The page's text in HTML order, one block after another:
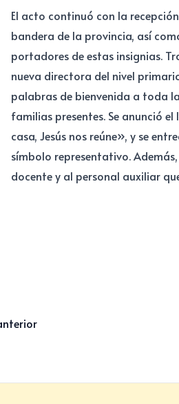
El acto continuó con la
bandera de la provincia, así
portadores de estas insignias.
nueva directora del nivel
palabras de bienvenida a toda
familias presentes. Se anunció
casa, Jesús nos reúne», y se
símbolo representativo.
docente y al personal auxiliar